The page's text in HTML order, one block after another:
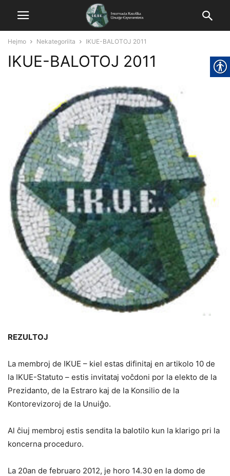
Hejmo Nekategoriita IKUE-BALOTOJ 2011
IKUE-BALOTOJ 2011
REZULTOJ
La membroj de IKUE – kiel estas difinitaj en artikolo 10 de
la IKUE-Statuto – estis invitataj voĉdoni por la elekto de la
Prezidanto, de la Estraro kaj de la Konsilio de la
Kontorevizoroj de la Unuiĝo.
Al ĉiuj membroj estis sendita la balotilo kun la klarigo pri la
koncerna proceduro.
La 20an de februaro 2012, je horo 14.30 en la domo de